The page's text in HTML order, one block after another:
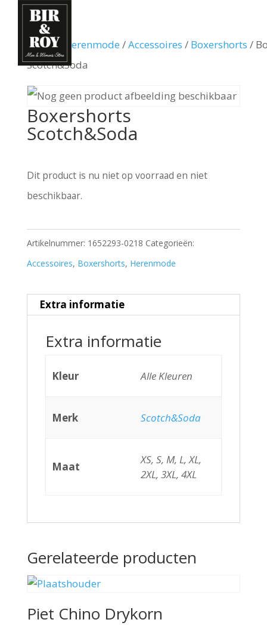
Home/ Herenmode /Accessoires / Boxershorts /
Scotch&Soda
Boxershorts
Scotch&Soda
Dit product is nu niet op voorraad en niet
beschikbaar.
Artikelnummer: 1652293-0218 Categorieën:
Accessoires, Boxershorts, Herenmode
Extra informatie
Extra informatie
Kleur Alle Kleuren
Merk Scotch&Soda
Maat
XS, S, M, L, XL,
2XL, 3XL, 4XL
Gerelateerde producten
Piet Chino Drykorn